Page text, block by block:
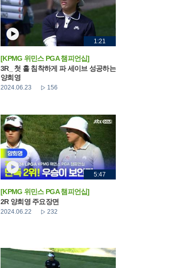
1:21
[KPMG 위민스 PGA 챔피언십]
3R_ 첫 홀 침착하게 파 세이브 성공하는
양희영
2024.06.23 156
5:47
[KPMG 위민스 PGA 챔피언십]
2R 양희영 주요장면
2024.06.22 232